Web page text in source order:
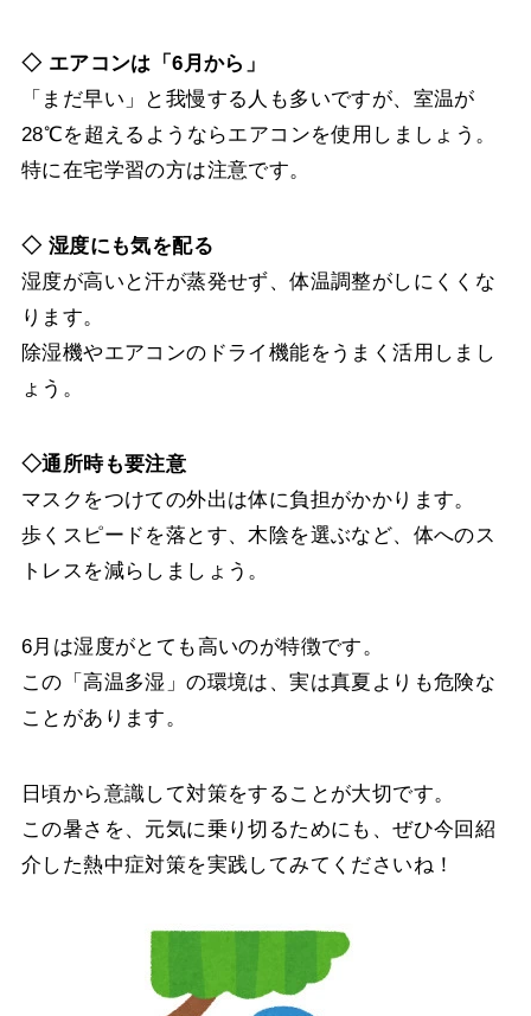
◇ エアコンは「6月から」
「まだ早い」と我慢する人も多いですが、室温が
28℃を超えるようならエアコンを使用しましょう。
特に在宅学習の方は注意です。
◇ 湿度にも気を配る
湿度が高いと汗が蒸発せず、体温調整がしにくくな
ります。
除湿機やエアコンのドライ機能をうまく活用しまし
ょう。
◇通所時も要注意
マスクをつけての外出は体に負担がかかります。
歩くスピードを落とす、木陰を選ぶなど、体へのス
トレスを減らしましょう。
6月は湿度がとても高いのが特徴です。
この「高温多湿」の環境は、実は真夏よりも危険な
ことがあります。
日頃から意識して対策をすることが大切です。
この暑さを、元気に乗り切るためにも、ぜひ今回紹
介した熱中症対策を実践してみてくださいね！